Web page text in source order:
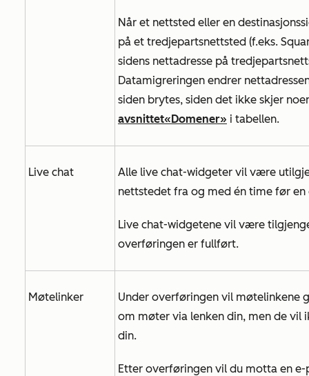
Når et nettsted eller en
på et tredjepartsnettsted (f.eks.
sidens nettadresse på
Datamigreringen endrer
siden brytes, siden det ikke skjer
avsnittet«Domener» i tabellen.
Live chat
Alle live chat-widgeter vil være
nettstedet fra og med én time før
Live chat-widgetene vil være
overføringen er fullført.
Møtelinker
Under overføringen vil møtelinkene
om møter via lenken din, men de vil
din.
Etter overføringen vil du motta en